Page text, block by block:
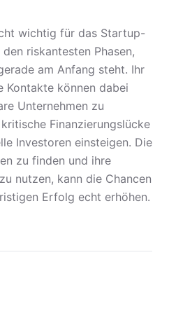
wichtig für das Startup-
riskantesten Phasen,
am Anfang steht. Ihr
Kontakte können dabei
Unternehmen zu
Finanzierungslücke
Investoren einsteigen. Die
zu finden und ihre
nutzen, kann die Chancen
Erfolg echt erhöhen.